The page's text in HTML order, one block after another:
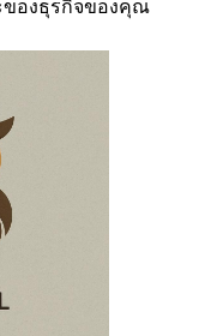
ของธุรกิจของคุณ